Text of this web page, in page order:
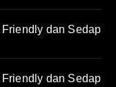
dan Sedap
dan Sedap